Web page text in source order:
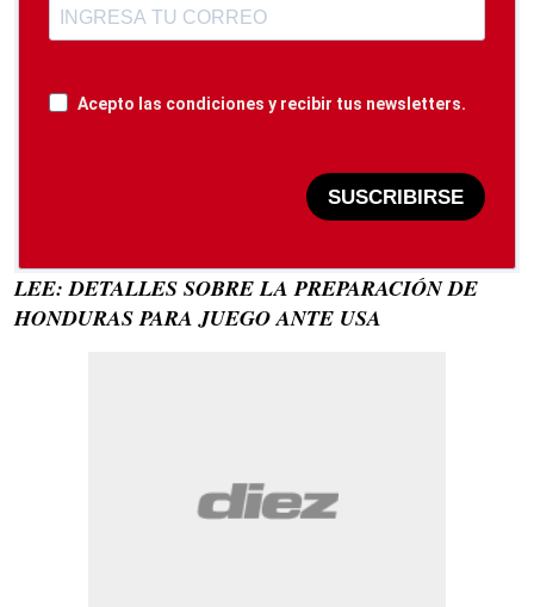
Acepto las condiciones y recibir tus newsletters.
SUSCRIBIRSE
LEE: DETALLES SOBRE LA PREPARACIÓN DE
HONDURAS PARA JUEGO ANTE USA